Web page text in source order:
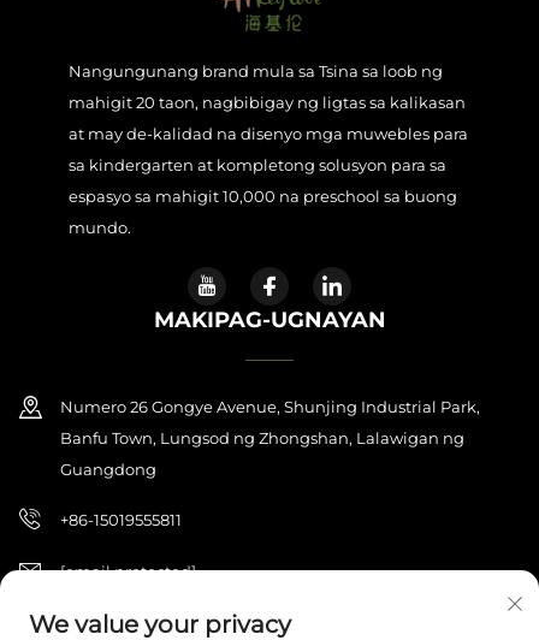
Nangungunang brand mula sa Tsina sa loob ng
mahigit 20 taon, nagbibigay ng ligtas sa kalikasan
at may de-kalidad na disenyo mga muwebles para
sa kindergarten at kompletong solusyon para sa
espasyo sa mahigit 10,000 na preschool sa buong
mundo.
MAKIPAG-UGNAYAN
Numero 26 Gongye Avenue, Shunjing Industrial Park,
Banfu Town, Lungsod ng Zhongshan, Lalawigan ng
Guangdong
+86-15019555811
[email protected]
We value your privacy